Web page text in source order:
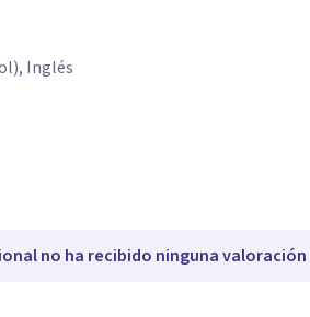
Inglés
no ha recibido ninguna valoración